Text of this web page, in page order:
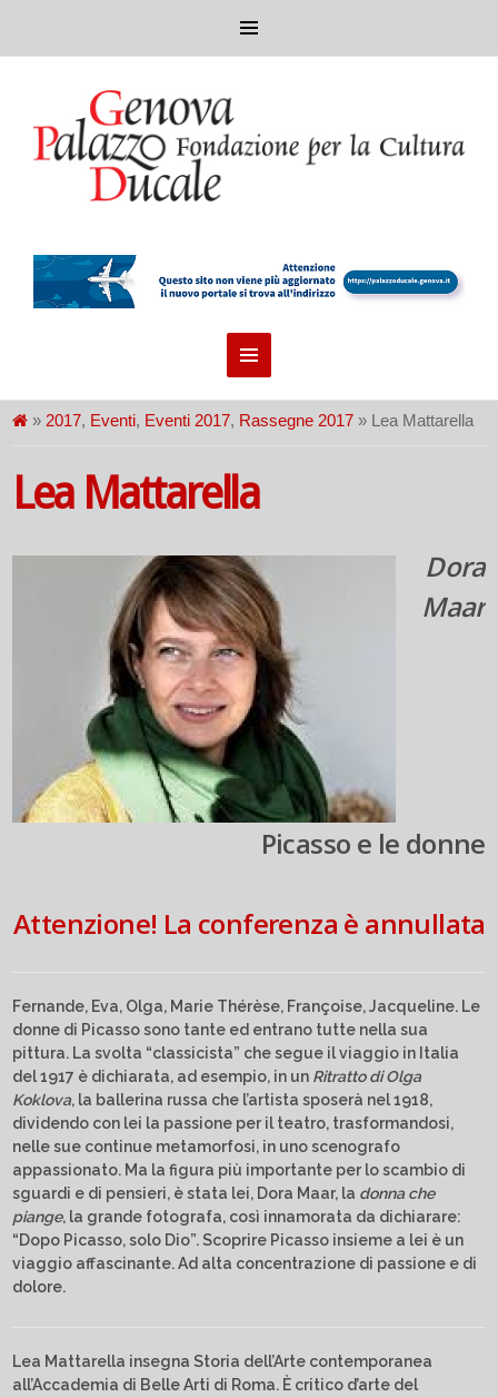
» 2017, Eventi, Eventi 2017, Rassegne 2017 » Lea Mattarella
Lea Mattarella
Dora
Maar
Picasso e le donne
Attenzione! La conferenza è annullata
Fernande, Eva, Olga, Marie Thérèse, Françoise, Jacqueline. Le
donne di Picasso sono tante ed entrano tutte nella sua
pittura. La svolta “classicista” che segue il viaggio in Italia
del 1917 è dichiarata, ad esempio, in un Ritratto di Olga
Koklova, la ballerina russa che l’artista sposerà nel 1918,
dividendo con lei la passione per il teatro, trasformandosi,
nelle sue continue metamorfosi, in uno scenografo
appassionato. Ma la figura più importante per lo scambio di
sguardi e di pensieri, è stata lei, Dora Maar, la donna che
piange, la grande fotografa, così innamorata da dichiarare:
“Dopo Picasso, solo Dio”. Scoprire Picasso insieme a lei è un
viaggio affascinante. Ad alta concentrazione di passione e di
dolore.
Lea Mattarella insegna Storia dell’Arte contemporanea
all’Accademia di Belle Arti di Roma. È critico d’arte del